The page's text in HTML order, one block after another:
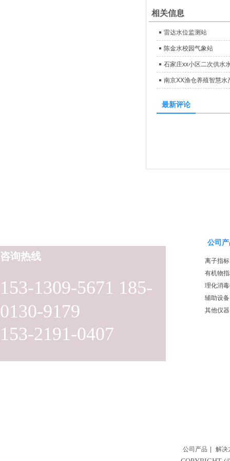
相关信息
雷达水位监测站
陈金水校园气象站
石家庄xx小区二次供水
南京XX渔仓养殖智慧水
最新评论
153-1309-5671 185-
0130-9179
153-2191-0407
咨询热线
公司
离子指标
有机物
理化消
辅助设备
其他仪器
公司产品 解决